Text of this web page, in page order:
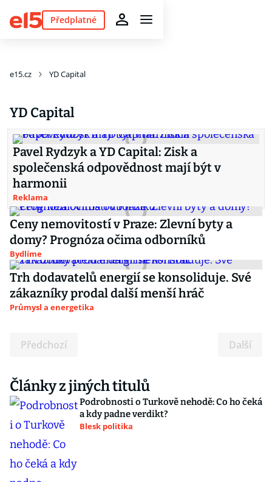
Předplatné
e15.cz YD Capital
YD Capital
Pavel Rydzyk a YD Capital: Zisk a
společenská odpovědnost mají být v
harmonii
Reklama
Ceny nemovitostí v Praze: Zlevní byty a
domy? Prognóza očima odborníků
Bydlíme
Trh dodavatelů energií se konsoliduje. Své
zákazníky prodal další menší hráč
Průmysl a energetika
Předchozí Další
Články z jiných titulů
Podrobnosti o Turkově nehodě: Co ho čeká
a kdy padne verdikt?
Blesk politika